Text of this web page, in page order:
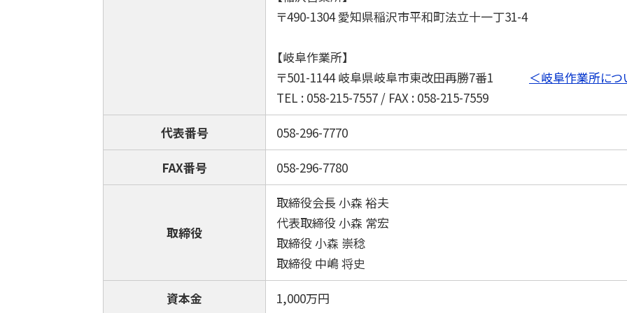
〒490-1304 愛知県稲沢市平和町法立十一丁31-4
【岐阜作業所】
〒501-1144 岐阜県岐阜市東改田再勝7番1 ＜岐阜作業所につ
TEL : 058-215-7557 / FAX : 058-215-7559
代表番号
058-296-7770
FAX番号
058-296-7780
取締役
取締役会長 小森 裕夫
代表取締役 小森 常宏
取締役 小森 崇稔
取締役 中嶋 将史
資本金
1,000万円